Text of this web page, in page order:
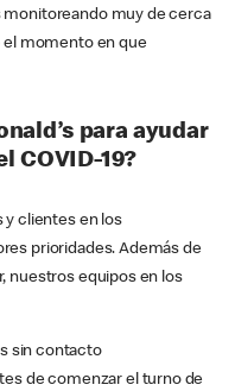
muy de cerca
el momento en que
para ayudar
COVID-19?
y clientes en los
prioridades. Además de
nuestros equipos en los
sin contacto
de comenzar el turno de